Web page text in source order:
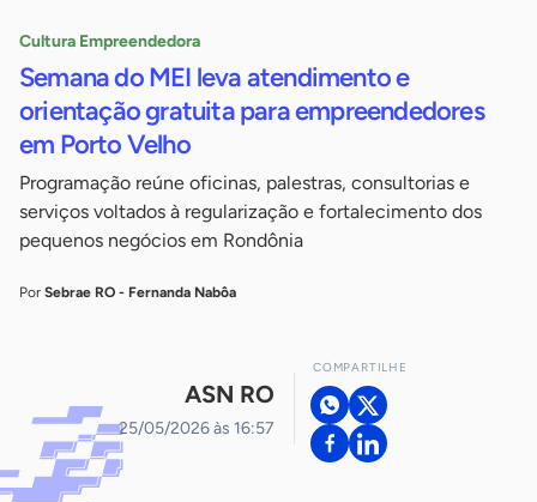
Cultura Empreendedora
Semana do MEI leva atendimento e
orientação gratuita para empreendedores
em Porto Velho
Programação reúne oficinas, palestras, consultorias e
serviços voltados à regularização e fortalecimento dos
pequenos negócios em Rondônia
Por Sebrae RO - Fernanda Nabôa
ASN RO
25/05/2026 às 16:57
COMPARTILHE